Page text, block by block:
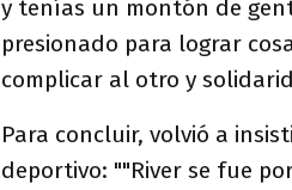
y tenías un montón de
presionado para lograr
complicar al otro y
Para concluir, volvió a
deportivo: ""River se fue